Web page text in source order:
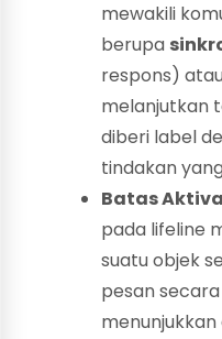
mewakili
berupa
respons)
melanjutkan
diberi label
tindakan
Batas
pada lifeline
suatu objek
pesan